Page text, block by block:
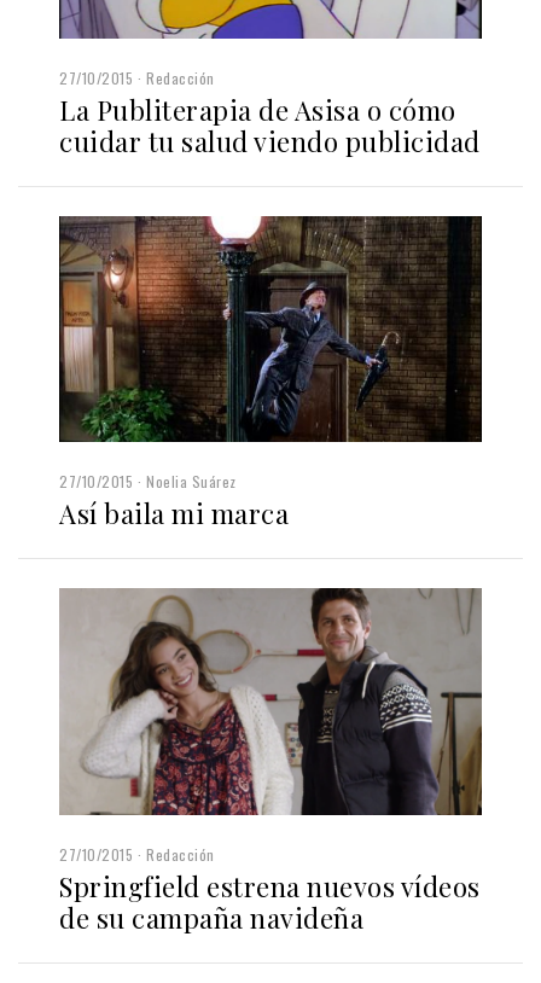
27/10/2015 Redacción
La Publiterapia de Asisa o cómo
cuidar tu salud viendo publicidad
27/10/2015 Noelia Suárez
Así baila mi marca
27/10/2015 Redacción
Springfield estrena nuevos vídeos
de su campaña navideña